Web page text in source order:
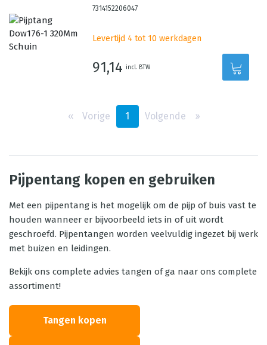
7314152206047
Levertijd 4 tot 10 werkdagen
91,14 incl. BTW
‹‹ Vorige 1 Volgende ››
Pijpentang kopen en gebruiken
Met een pijpentang is het mogelijk om de pijp of buis vast te
houden wanneer er bijvoorbeeld iets in of uit wordt
geschroefd. Pijpentangen worden veelvuldig ingezet bij werk
met buizen en leidingen.
Bekijk ons complete advies tangen of ga naar ons complete
assortiment!
Tangen kopen